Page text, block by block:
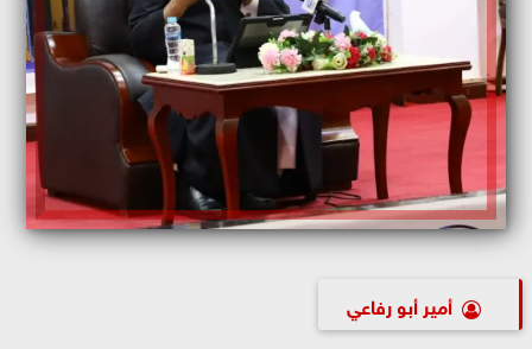
أمير أبو رفاعي